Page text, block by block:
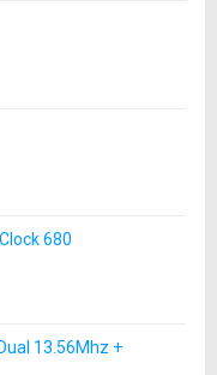
680
13.56Mhz +